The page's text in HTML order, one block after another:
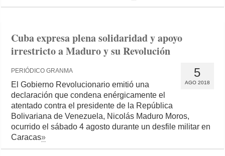
Cuba expresa plena solidaridad y apoyo
irrestricto a Maduro y su Revolución
5
AGO 2018
PERIÓDICO GRANMA
El Gobierno Revolucionario emitió una
declaración que condena enérgicamente el
atentado contra el presidente de la República
Bolivariana de Venezuela, Nicolás Maduro Moros,
ocurrido el sábado 4 agosto durante un desfile militar en
Caracas»